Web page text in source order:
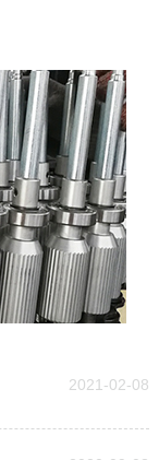
2021-02-08